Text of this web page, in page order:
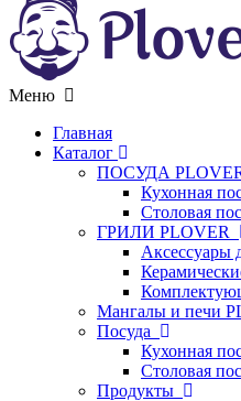
Меню
Главная
Каталог
ПОСУДА
Кухонная
Столовая
ГРИЛИ PLOVER
Аксессуары
Мангалы и печи
Посуда
Кухонная
Столовая
Продукты